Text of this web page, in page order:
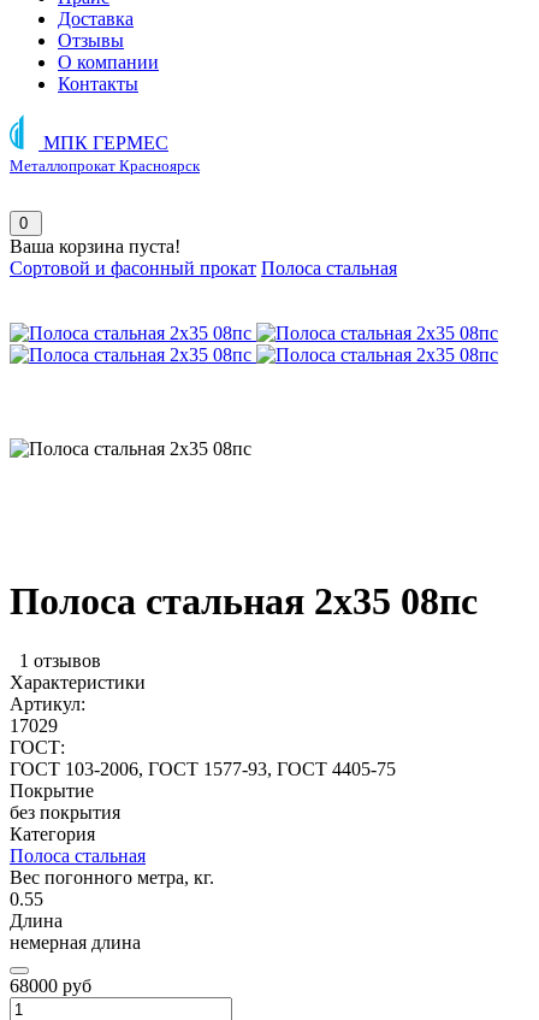
Доставка
Отзывы
О компании
Контакты
МПК ГЕРМЕС
Металлопрокат Красноярск
0
Ваша корзина пуста!
Сортовой и фасонный прокат Полоса стальная
Полоса стальная 2х35 08пс
1 отзывов
Характеристики
Артикул:
17029
ГОСТ:
ГОСТ 103-2006, ГОСТ 1577-93, ГОСТ 4405-75
Покрытие
без покрытия
Категория
Полоса стальная
Вес погонного метра, кг.
0.55
Длина
немерная длина
68000 руб